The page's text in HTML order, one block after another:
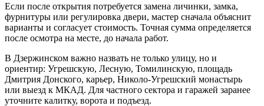
Если после открытия потребуется замена личинки, замка,
фурнитуры или регулировка двери, мастер сначала объяснит
варианты и согласует стоимость. Точная сумма определяется
после осмотра на месте, до начала работ.
В Дзержинском важно назвать не только улицу, но и
ориентир: Угрешскую, Лесную, Томилинскую, площадь
Дмитрия Донского, карьер, Николо-Угрешский монастырь
или выезд к МКАД. Для частного сектора и гаражей заранее
уточните калитку, ворота и подъезд.